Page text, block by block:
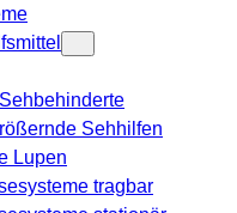
Sehhilfen
Lupen
tragbar